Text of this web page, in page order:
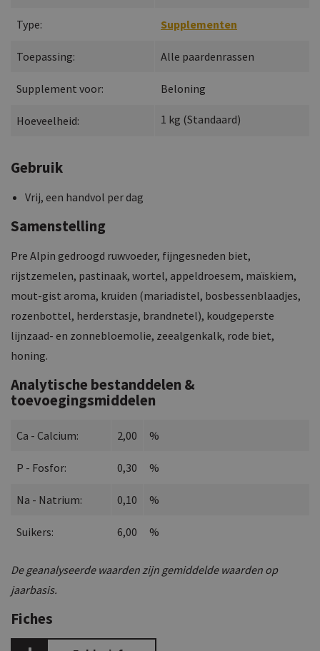
Type: Supplementen
Toepassing: Alle paardenrassen
Supplement voor: Beloning
Hoeveelheid: 1 kg (Standaard)
Gebruik
Vrij, een handvol per dag
Samenstelling
Pre Alpin gedroogd ruwvoeder, fijngesneden biet,
rijstzemelen, pastinaak, wortel, appeldroesem, maïskiem,
mout-gist aroma, kruiden (mariadistel, bosbessenblaadjes,
rozenbottel, herderstasje, brandnetel), koudgeperste
lijnzaad- en zonnebloemolie, zeealgenkalk, rode biet,
honing.
Analytische bestanddelen &
toevoegingsmiddelen
Ca - Calcium: 2,00 %
P - Fosfor: 0,30 %
Na - Natrium: 0,10 %
Suikers: 6,00 %
De geanalyseerde waarden zijn gemiddelde waarden op
jaarbasis.
Fiches